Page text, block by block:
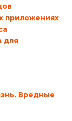
приложениях
для
Вредные